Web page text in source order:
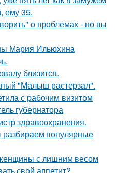
ему 35.
о проблемах - но вы
Мария Ильюхина
близится.
"Малыш растерзал".
с рабочим визитом
губернатора
здравоохранения.
разбираем популярные
с лишним весом